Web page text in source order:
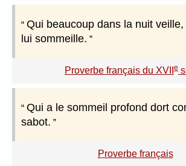
Qui beaucoup dans la nuit
lui sommeille.
Proverbe français du XVII e
Qui a le sommeil profond dort
sabot.
Proverbe français